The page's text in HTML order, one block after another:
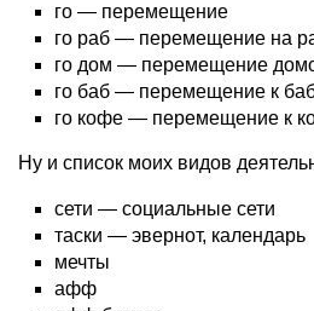
го — перемещение
го раб — перемещение на
го дом — перемещение
го баб — перемещение к
го кофе — перемещение к
Ну и список моих видов
сети — социальные сети
таски — эвернот, календарь
мечты
афф